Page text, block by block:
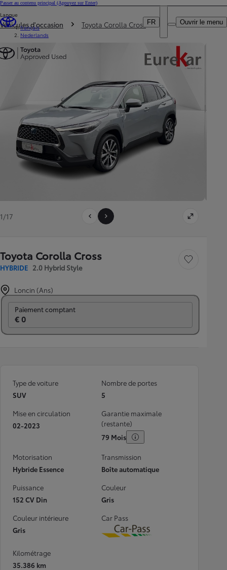
Passer au contenu principal (Appuyez sur Enter)
Professionnel
DEALER NAME
FR
Langue
français
Nederlands
Ouvrir le menu
Vous êtes ici
Véhicules d'occasion Toyota Corolla Cross
1/17
Toyota Corolla Cross
HYBRIDE 2.0 Hybrid Style
Sauvegarder le
Loncin (Ans)
Paiement comptant
€ 0
Type de voiture
SUV
Nombre de portes
5
Mise en circulation
02-2023
Garantie maximale
(restante)
79 Mois
Motorisation
Hybride Essence
Transmission
Boîte automatique
Puissance
152 CV Din
Couleur
Gris
Couleur intérieure
Gris
Car Pass
Download
Kilométrage
35.386 km